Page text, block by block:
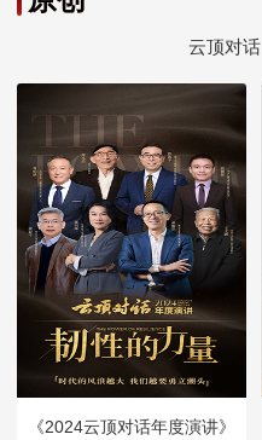
云顶对话
《2024云顶对话年度演讲》